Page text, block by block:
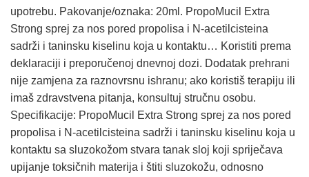
upotrebu. Pakovanje/oznaka: 20ml. PropoMucil Extra
Strong sprej za nos pored propolisa i N-acetilcisteina
sadrži i taninsku kiselinu koja u kontaktu… Koristiti prema
deklaraciji i preporučenoj dnevnoj dozi. Dodatak prehrani
nije zamjena za raznovrsnu ishranu; ako koristiš terapiju ili
imaš zdravstvena pitanja, konsultuj stručnu osobu.
Specifikacije: PropoMucil Extra Strong sprej za nos pored
propolisa i N-acetilcisteina sadrži i taninsku kiselinu koja u
kontaktu sa sluzokožom stvara tanak sloj koji spriječava
upijanje toksičnih materija i štiti sluzokožu, odnosno